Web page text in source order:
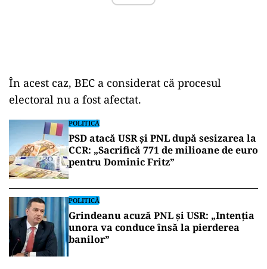
În acest caz, BEC a considerat că procesul
electoral nu a fost afectat.
POLITICĂ
PSD atacă USR și PNL după sesizarea la
CCR: „Sacrifică 771 de milioane de euro
pentru Dominic Fritz”
POLITICĂ
Grindeanu acuză PNL și USR: „Intenția
unora va conduce însă la pierderea
banilor”